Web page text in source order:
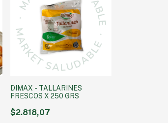
DIMAX - TALLARINES
FRESCOS X 250 GRS
$2.818,07